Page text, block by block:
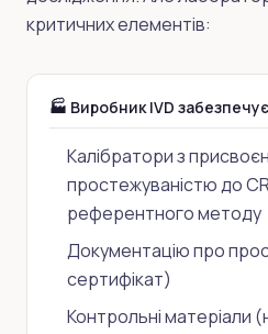
критичних елементів:
🏭 Виробник IVD забезпечує
Калібратори з
простежуваністю до
референтного методу
Документацію про
сертифікат)
Контрольні матеріали